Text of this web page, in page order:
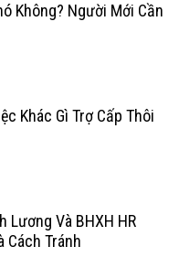
Không? Người Mới Cần
Khác Gì Trợ Cấp Thôi
Lương Và BHXH HR
Cách Tránh